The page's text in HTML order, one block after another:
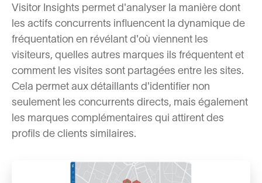
Visitor Insights permet d'analyser la manière dont
les actifs concurrents influencent la dynamique de
fréquentation en révélant d'où viennent les
visiteurs, quelles autres marques ils fréquentent et
comment les visites sont partagées entre les sites.
Cela permet aux détaillants d'identifier non
seulement les concurrents directs, mais également
les marques complémentaires qui attirent des
profils de clients similaires.